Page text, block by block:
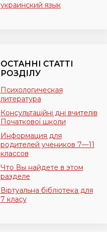
украинский язык
ОСТАННІ СТАТТІ
РОЗДІЛУ
Психологическая
литература
Консультаційні дні вчителів
Початкової школи
Информация для
родителей учеников 7—11
классов
Что Вы найдете в этом
разделе
Віртуальна бібліотека для
7 класу